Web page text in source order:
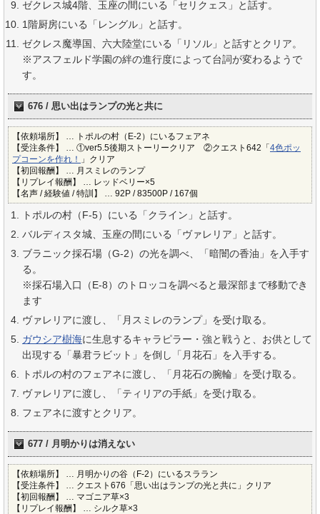
ゼクレス城4階、玉座の間にいる「セリクェス」と話す。
1階厨房にいる「レングル」と話す。
ゼクレス魔導国、六大陸堂にいる「リソル」と話すとクリア。
※アスフェルド学園の絆の進行度によって台詞が変わるようで
す。
676 / 思い出はランプの光と共に
【依頼場所】 … トポルの村（E-2）にいるフェアネ
【受注条件】 … ①ver5.5後期ストーリークリア ②クエスト642「 4色ポッ
プコーンを作れ！
」クリア
【初回報酬】 … 月スミレのランプ
【リプレイ報酬】 … レッドベリー×5
【名声 / 経験値 / 特訓】 … 92P / 83500P / 167個
トポルの村（F-5）にいる「クライン」と話す。
バルディスタ城、玉座の間にいる「ヴァレリア」と話す。
ブラニック採石場（G-2）の光を調べ、「暗闇の香油」を入手す
る。
※採石場入口（E-8）のトロッコを調べると最深部まで移動でき
ます
ヴァレリアに渡し、「月スミレのランプ」を受け取る。
ガウシア樹海に生息するキャラピラー・強と戦うと、お供として
出現する「暴君ラビット」を倒し「月花石」を入手する。
トポルの村のフェアネに渡し、「月花石の腕輪」を受け取る。
ヴァレリアに渡し、「ティリアの手紙」を受け取る。
フェアネに渡すとクリア。
677 / 月明かりは消えない
【依頼場所】 … 月明かりの谷（F-2）にいるスララン
【受注条件】 … クエスト676「思い出はランプの光と共に」クリア
【初回報酬】 … マゴニア草×3
【リプレイ報酬】 … シルク草×3